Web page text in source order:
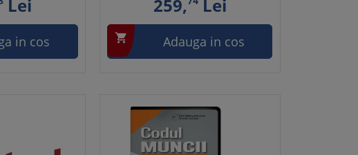
Lei
in cos
259, Lei
 Adauga in cos